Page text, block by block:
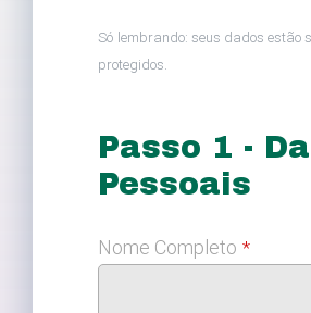
Só lembrando: seus dados estão
protegidos.
Passo 1 -
Pessoais
Nome Completo *